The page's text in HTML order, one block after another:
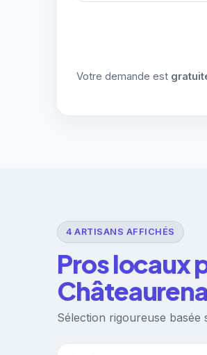
Votre demande est
4 ARTISANS AFFICHÉS
Pros locaux
Sélection rigoureuse